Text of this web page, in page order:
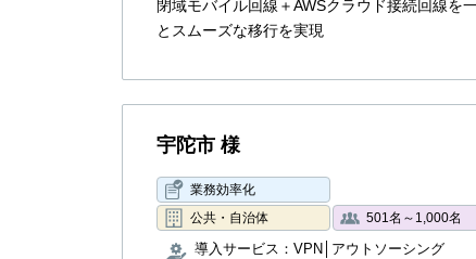
閉域モバイル回線＋AWSクラウド接続回線を
とスムーズな移行を実現
宇陀市 様
業務効率化
公共・自治体
501名～1,000名
導入サービス： VPN アウトソーシング